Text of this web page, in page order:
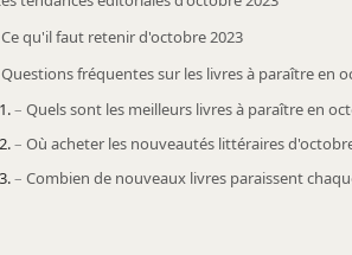
Ce qu'il faut retenir d'octobre 2023
Questions fréquentes sur les livres à paraître en
Quels sont les meilleurs livres à paraître en
Où acheter les nouveautés littéraires
Combien de nouveaux livres paraissent